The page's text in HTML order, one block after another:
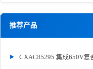
推荐产品
CXAC85295 集成650V复